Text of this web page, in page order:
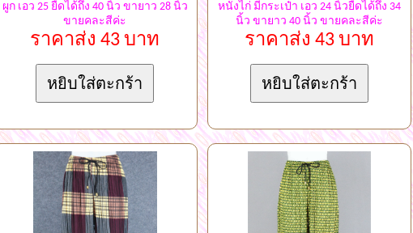
ผูก เอว 25 ยืดได้ถึง 40 นิ้ว ขายาว 28 นิ้ว
ขายคละสีค่ะ
ราคาส่ง 43 บาท
หนังไก่ มีกระเป๋า เอว 24 นิ้วยืดได้ถึง 34
นิ้ว ขายาว 40 นิ้ว ขายคละสีค่ะ
ราคาส่ง 43 บาท